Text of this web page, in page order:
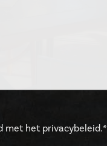
*
met het privacybeleid.*